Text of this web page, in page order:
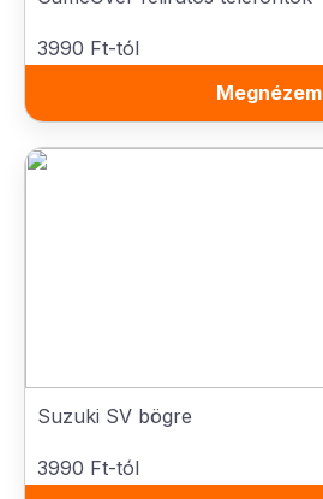
3990 Ft-tól
Megnézem
Suzuki SV bögre
3990 Ft-tól